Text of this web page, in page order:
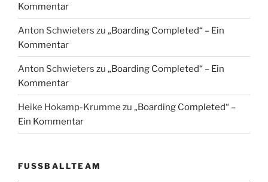
Kommentar
Anton Schwieters zu „Boarding Completed“ – Ein
Kommentar
Anton Schwieters zu „Boarding Completed“ – Ein
Kommentar
Heike Hokamp-Krumme zu „Boarding Completed“ –
Ein Kommentar
FUSSBALLTEAM